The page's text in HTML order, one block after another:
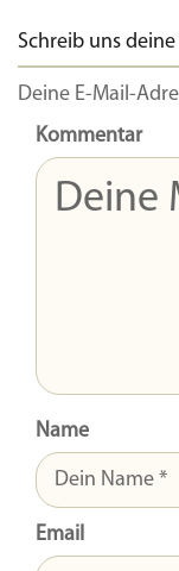
Schreib uns
Deine E-Mail-
Kommentar
Name
Email